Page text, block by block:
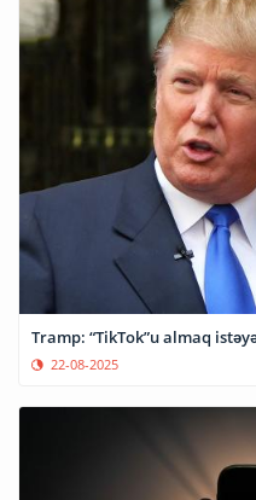
Tramp: “TikTok”u almaq
22-08-2025